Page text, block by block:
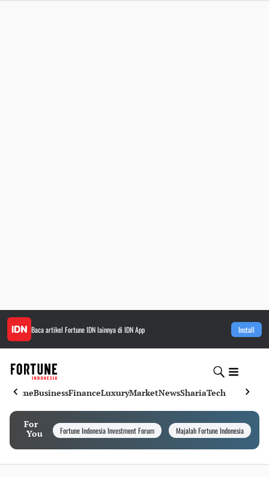
Baca artikel Fortune IDNlainnya di IDN App Install
HomeBusinessFinanceLuxuryMarketNewsShariaTech
For
You
Fortune Indonesia Investment Forum Majalah Fortune Indonesia